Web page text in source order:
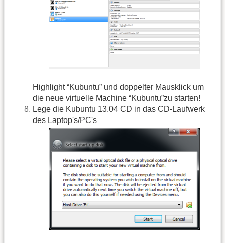
Highlight “Kubuntu” und doppelter Mausklick um
die neue virtuelle Machine “Kubuntu”zu starten!
Lege die Kubuntu 13.04 CD in das CD-Laufwerk
des Laptop's/PC's